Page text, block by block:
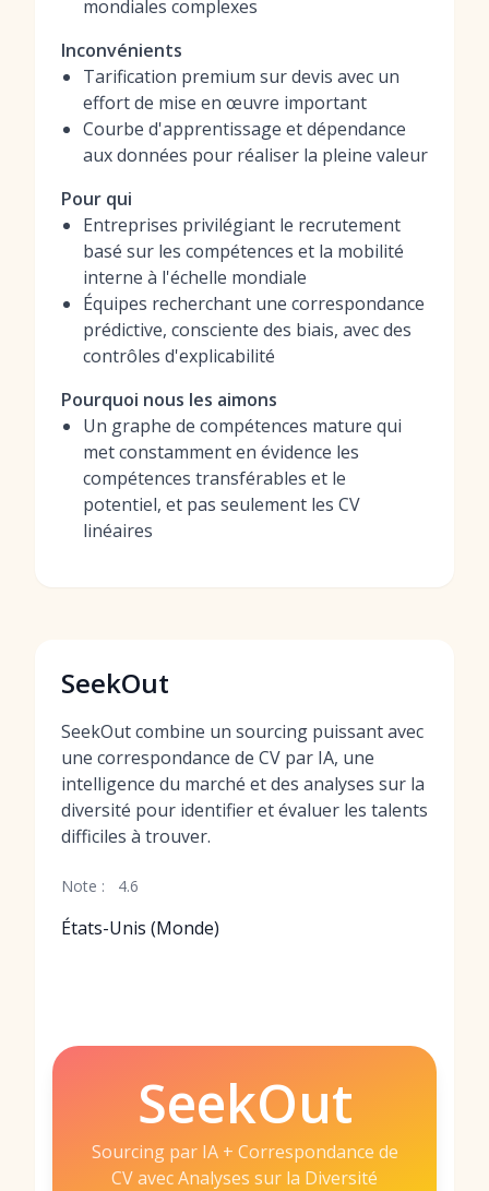
mondiales complexes
Inconvénients
Tarification premium sur devis avec un
effort de mise en œuvre important
Courbe d'apprentissage et dépendance
aux données pour réaliser la pleine valeur
Pour qui
Entreprises privilégiant le recrutement
basé sur les compétences et la mobilité
interne à l'échelle mondiale
Équipes recherchant une correspondance
prédictive, consciente des biais, avec des
contrôles d'explicabilité
Pourquoi nous les aimons
Un graphe de compétences mature qui
met constamment en évidence les
compétences transférables et le
potentiel, et pas seulement les CV
linéaires
SeekOut
SeekOut combine un sourcing puissant avec
une correspondance de CV par IA, une
intelligence du marché et des analyses sur la
diversité pour identifier et évaluer les talents
difficiles à trouver.
Note : 4.6
États-Unis (Monde)
SeekOut
Sourcing par IA + Correspondance de
CV avec Analyses sur la Diversité